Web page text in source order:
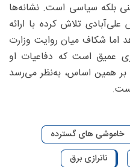
بلکه سیاسی است. نشانه‌ها
تلاش کرده با ارائه
اما شکاف میان روایت وزارت
عمیق است که دفاعیات او
بر همین اساس، به‌نظر می‌رسد
خاموشی های گسترده
ناترازی برق